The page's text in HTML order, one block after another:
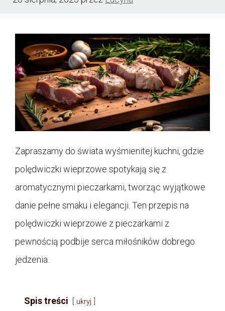
Zapraszamy do świata wyśmienitej kuchni, gdzie
polędwiczki wieprzowe spotykają się z
aromatycznymi pieczarkami, tworząc wyjątkowe
danie pełne smaku i elegancji. Ten przepis na
polędwiczki wieprzowe z pieczarkami z
pewnością podbije serca miłośników dobrego
jedzenia.
Spis treści ukryj